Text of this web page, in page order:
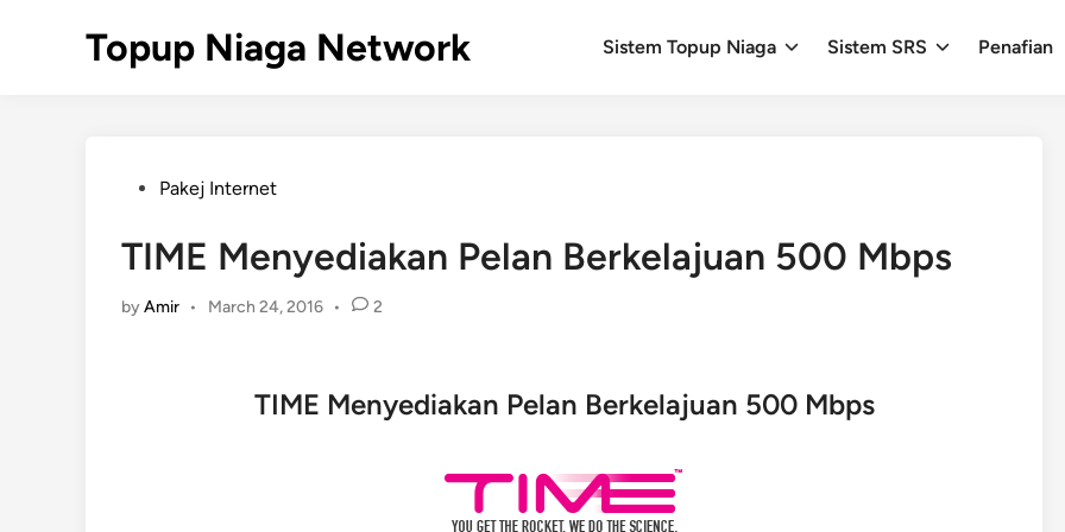
Topup Niaga Network Sistem Topup Niaga Sistem SRS Penafian
PostedPakej Internet
TIME Menyediakan Pelan Berkelajuan 500 Mbps
byAmir • March 24, 2016 • 2
TIME Menyediakan Pelan Berkelajuan 500 Mbps